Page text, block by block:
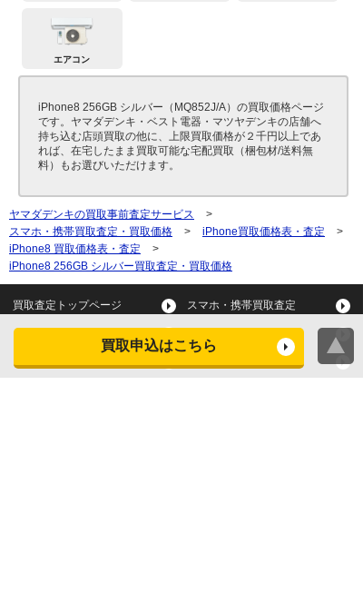
買取申込はこちら
エアコン
iPhone8 256GB シルバー（MQ852J/A）の買取価格ページ
です。ヤマダデンキ・ベスト電器・マツヤデンキの店舗へ
持ち込む店頭買取の他に、上限買取価格が２千円以上であ
れば、在宅したまま買取可能な宅配買取（梱包材/送料無
料）もお選びいただけます。
ヤマダデンキの買取事前査定サービス
>
スマホ・携帯買取査定・買取価格
> iPhone買取価格表・査定
>
iPhone8 買取価格表・査定
>
iPhone8 256GB シルバー買取査定・買取価格
買取査定トップページ スマホ・携帯買取査定
タブレット買取査定
スマートウォッチ買取査定